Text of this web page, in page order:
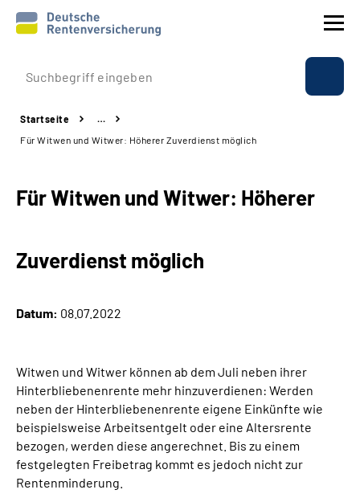
Prävention
Reha
Experten
Über uns & Presse
Suche
Language
Inhalte in Gebärdensprache (DGS)
Startseite
…
Für Witwen und Witwer: Höherer Zuverdienst möglich
Für Witwen und Witwer: Höherer
Zuverdienst möglich
Datum: 08.07.2022
Witwen und Witwer können ab dem Juli neben ihrer
Hinterbliebenenrente mehr hinzuverdienen: Werden
neben der Hinterbliebenenrente eigene Einkünfte wie
beispielsweise Arbeitsentgelt oder eine Altersrente
bezogen, werden diese angerechnet. Bis zu einem
festgelegten Freibetrag kommt es jedoch nicht zur
Rentenminderung.